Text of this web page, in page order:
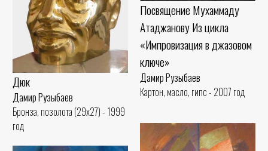
Посвящение Мухаммаду
Атаджанову Из цикла
«Импровизация в джазовом
ключе»
Дамир Рузыбаев
Картон, масло, гипс - 2007 год
Дюк
Дамир Рузыбаев
Бронза, позолота (29x27) - 1999
год